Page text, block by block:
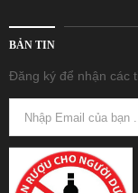
BẢN TIN
Đăng ký để nhận các